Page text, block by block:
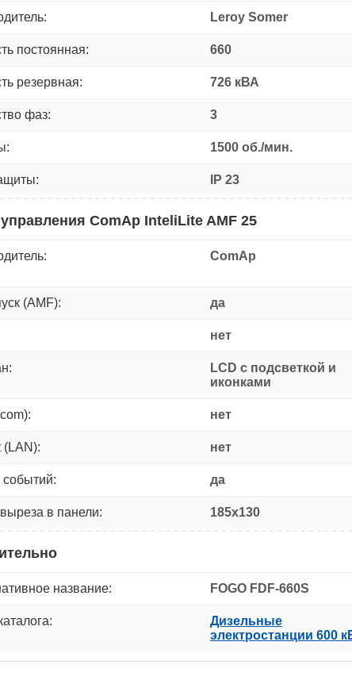
Leroy Somer
постоянная: 660
резервная: 726 кВА
фаз: 3
1500 об./мин.
IP 23
ComAp InteliLite AMF 25
ComAp
(AMF): да
нет
LCD с подсветкой и
иконками
нет
(LAN): нет
да
в панели: 185x130
название: FOGO FDF-660S
Дизельные
электростанции 600